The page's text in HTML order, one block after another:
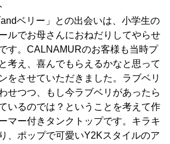
andベリー」との出会いは、小学生の
ルでお母さんにおねだりしてやらせ
す。CALNAMURのお客様も当時プ
考え、喜んでもらえるかなと思って
をさせていただきました。ラブベリ
せつつ、もし今ラブベリがあったら
いるのでは？ということを考えて作
マー付きタンクトップです。キラキ
、ポップで可愛いY2Kスタイルのア